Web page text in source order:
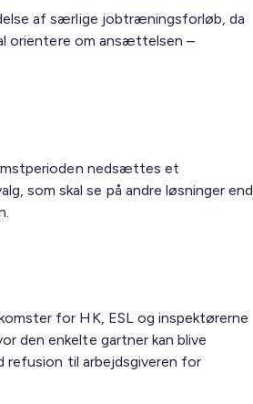
af særlige jobtræningsforløb, da
orientere om ansættelsen –
nedsættes et
som skal se på andre løsninger end
for HK, ESL og inspektørerne
den enkelte gartner kan blive
refusion til arbejdsgiveren for